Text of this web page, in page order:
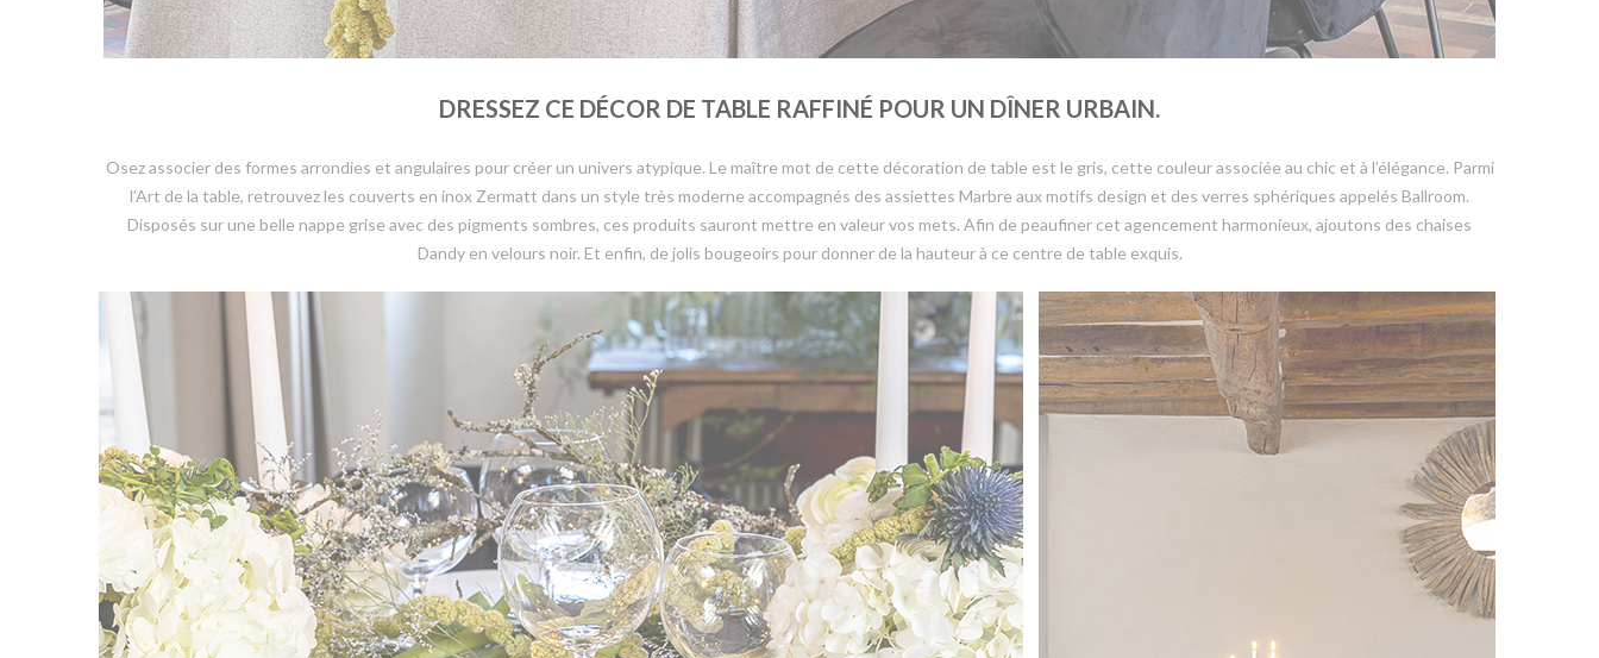
DRESSEZ CE DÉCOR DE TABLE RAFFINÉ POUR UN DÎNER URBAIN.
Osez associer des formes arrondies et angulaires pour créer un univers atypique. Le maître mot de cette décoration de table est le gris, cette couleur associée au chic et à l’élégance. Parmi
l’Art de la table, retrouvez les couverts en inox Zermatt dans un style très moderne accompagnés des assiettes Marbre aux motifs design et des verres sphériques appelés Ballroom.
Disposés sur une belle nappe grise avec des pigments sombres, ces produits sauront mettre en valeur vos mets. Afin de peaufiner cet agencement harmonieux, ajoutons des chaises
Dandy en velours noir. Et enfin, de jolis bougeoirs pour donner de la hauteur à ce centre de table exquis.